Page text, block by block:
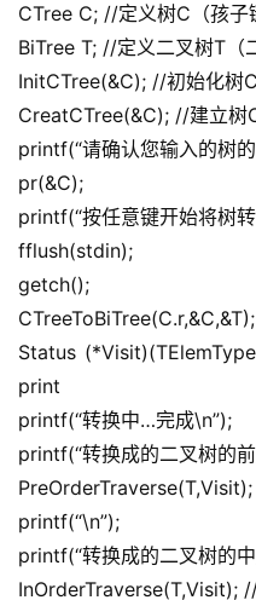
CTree C; //定义树C（孩子
BiTree T; //定义二叉树T（
InitCTree(&C); //初始化树C
CreatCTree(&C); //建立树
printf(“请确认您输入的树
pr(&C);
printf(“按任意键开始将树
fflush(stdin);
getch();
Status
print
printf(“转换中…完成\n”);
printf(“转换成的二叉树的
printf(“\n”);
printf(“转换成的二叉树的
InOrderTraverse(T,Visit);